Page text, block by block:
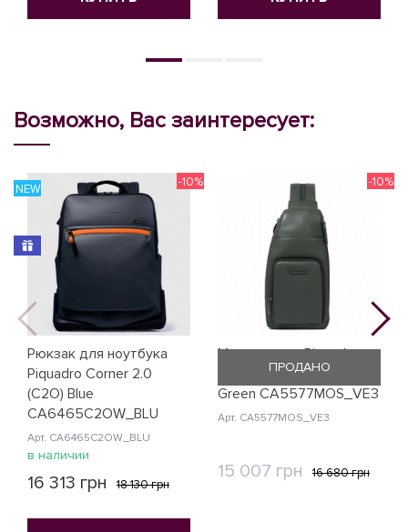
Возможно, Вас заинтересует:
Рюкзак для ноутбука
Piquadro Corner 2.0
(C2O) Blue
CA6465C2OW_BLU
Арт. CA6465C2OW_BLU
NEW -10%
в наличии
16 313 грн 18 130 грн
Монорюкзак Piquadro
Modus Restyling (MOS)
Green CA5577MOS_VE3
Арт. CA5577MOS_VE3
-10%
ПРОДАНО
15 007 грн 16 680 грн